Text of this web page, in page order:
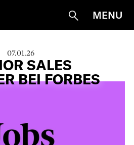
Suche
MENU
07.01.26
SALES
BEI FORBES